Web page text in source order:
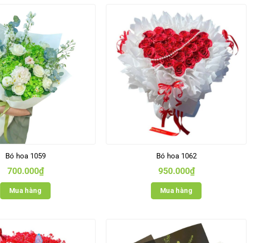
Bó hoa 1059
700.000₫
Mua hàng
Bó hoa 1062
950.000₫
Mua hàng